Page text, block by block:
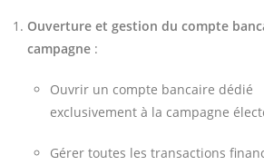
Ouverture et gestion du compte
campagne :
Ouvrir un compte bancaire dédié
exclusivement à la campagne
Gérer toutes les transactions